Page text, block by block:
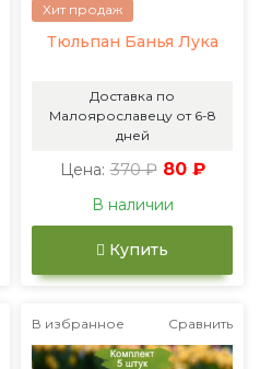
Хит продаж
Тюльпан Банья Лука
Доставка по
Малоярославецу от 6-8
дней
Цена: 370 ₽ 80 ₽
В наличии
Купить
В избранное Сравнить